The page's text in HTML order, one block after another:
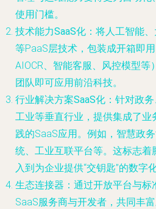
使用门槛。
技术能力SaaS化 ：将人工智能
等PaaS层技术，包装成开箱即
AIOCR、智能客服、风控模型
团队即可应用前沿科技。
行业解决方案SaaS化 ：针对政
工业等垂直行业，提供集成了
践的SaaS应用。例如，智慧政
统、工业互联平台等。这标志
入到为企业提供“交钥匙”的数字
生态连接器 ：通过开放平台与
SaaS服务商与开发者，共同丰